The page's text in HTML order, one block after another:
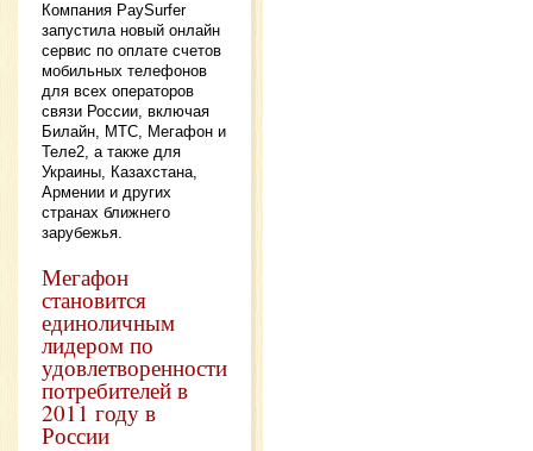
Компания PaySurfer
запустила новый онлайн
сервис по оплате счетов
мобильных телефонов
для всех операторов
связи России, включая
Билайн, МТС, Мегафон и
Теле2, а также для
Украины, Казахстана,
Армении и других
странах ближнего
зарубежья.
Мегафон
становится
единоличным
лидером по
удовлетворенности
потребителей в
2011 году в
России